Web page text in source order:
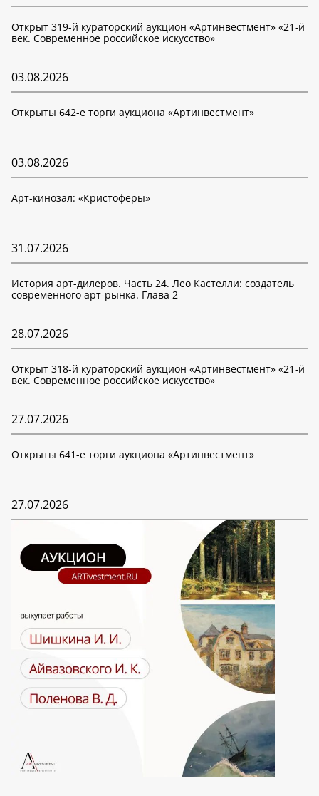
Открыт 319-й кураторский аукцион «Артинвестмент» «21-й
век. Современное российское искусство»
03.08.2026
Открыты 642-е торги аукциона «Артинвестмент»
03.08.2026
Арт-кинозал: «Кристоферы»
31.07.2026
История арт-дилеров. Часть 24. Лео Кастелли: создатель
современного арт-рынка. Глава 2
28.07.2026
Открыт 318-й кураторский аукцион «Артинвестмент» «21-й
век. Современное российское искусство»
27.07.2026
Открыты 641-е торги аукциона «Артинвестмент»
27.07.2026